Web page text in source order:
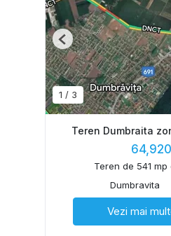
1 / 3
Previous
Teren Dumbraita
Teren de 541
Dumbravita
Vezi mai